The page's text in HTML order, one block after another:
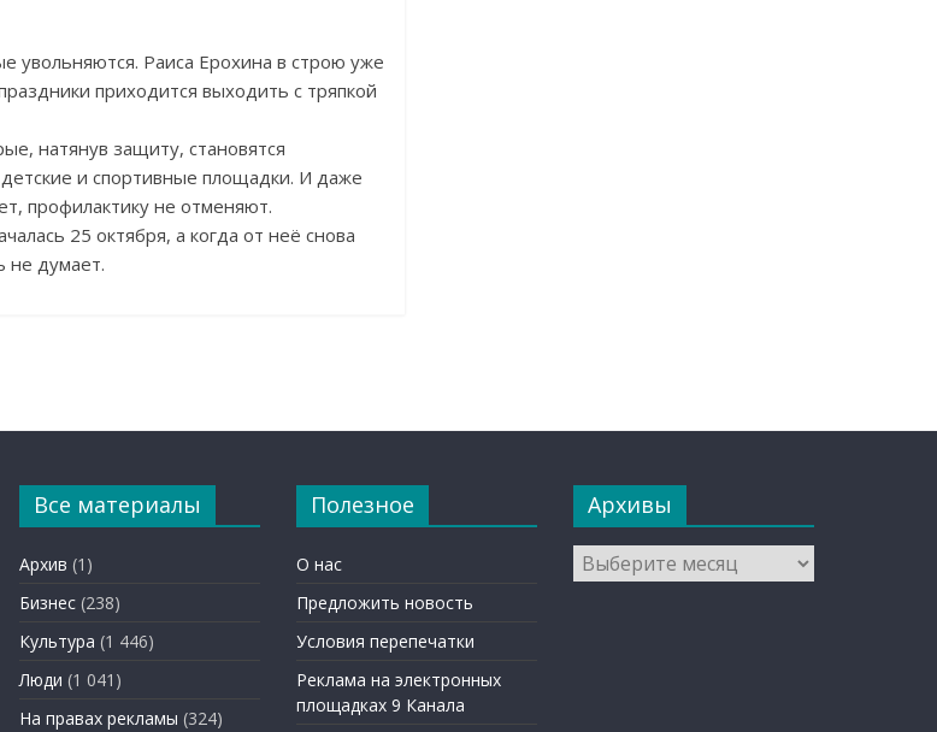
увольняются. Раиса Ерохина в строю уже
приходится выходить с тряпкой
натянув защиту, становятся
и спортивные площадки. И даже
профилактику не отменяют.
25 октября, а когда от неё снова
не думает.
Все материалы
Архив (1)
Бизнес (238)
Культура (1 446)
Люди (1 041)
На правах рекламы (324)
Полезное
О нас
Предложить новость
Условия перепечатки
Реклама на электронных
площадках 9 Канала
Архивы
Архивы